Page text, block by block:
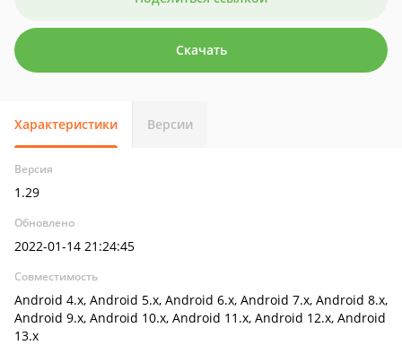
Скачать
Характеристики Версии
Версия
1.29
Обновлено
2022-01-14 21:24:45
Совместимость
Android 4.x, Android 5.x, Android 6.x, Android 7.x, Android 8.x,
Android 9.x, Android 10.x, Android 11.x, Android 12.x, Android
13.x